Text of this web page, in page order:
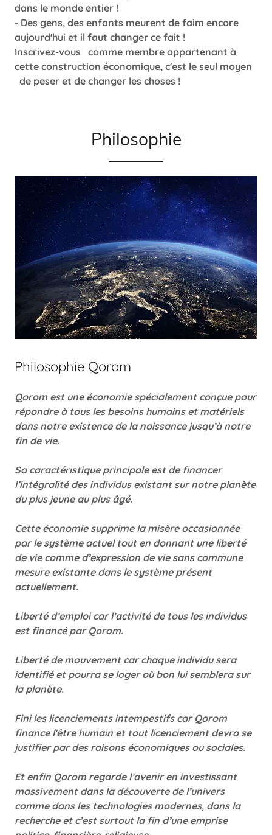
dans le monde entier !
- Des gens, des enfants meurent de faim encore
aujourd'hui et il faut changer ce fait !
Inscrivez-vous comme membre appartenant à
cette construction économique, c'est le seul moyen
de peser et de changer les choses !
Philosophie
Philosophie Qorom
Qorom est une économie spécialement conçue pour
répondre à tous les besoins humains et matériels
dans notre existence de la naissance jusqu’à notre
fin de vie.
Sa caractéristique principale est de financer
l’intégralité des individus existant sur notre planète
du plus jeune au plus âgé.
Cette économie supprime la misère occasionnée
par le système actuel tout en donnant une liberté
de vie comme d’expression de vie sans commune
mesure existante dans le système présent
actuellement.
Liberté d’emploi car l’activité de tous les individus
est financé par Qorom.
Liberté de mouvement car chaque individu sera
identifié et pourra se loger où bon lui semblera sur
la planète.
Fini les licenciements intempestifs car Qorom
finance l'être humain et tout licenciement devra se
justifier par des raisons économiques ou sociales.
Et enfin Qorom regarde l’avenir en investissant
massivement dans la découverte de l’univers
comme dans les technologies modernes, dans la
recherche et c’est surtout la fin d’une emprise